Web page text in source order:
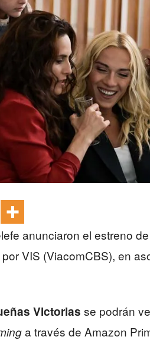
anunciaron el estreno de
VIS (ViacomCBS), en
Victorias se podrán
a través de Amazon